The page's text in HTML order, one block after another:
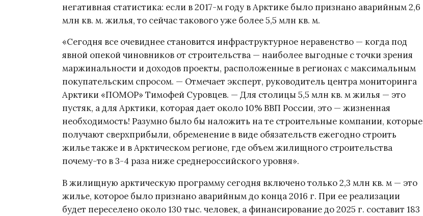
негативная статистика: если в 2017-м году в Арктике было признано аварийным 2,6
млн кв. м. жилья, то сейчас такового уже более 5,5 млн кв. м.
«Сегодня все очевиднее становится инфраструктурное неравенство — когда под
явной опекой чиновников от строительства — наиболее выгодные с точки зрения
маржинальности и доходов проекты, расположенные в регионах с максимальным
покупательским спросом. — Отмечает эксперт, руководитель центра мониторинга
Арктики «ПОМОР» Тимофей Суровцев. — Для столицы 5,5 млн кв. м жилья — это
пустяк, а для Арктики, которая дает около 10% ВВП России, это — жизненная
необходимость! Разумно было бы наложить на те строительные компании, которые
получают сверхприбыли, обременение в виде обязательств ежегодно строить
жилье также и в Арктическом регионе, где объем жилищного строительства
почему-то в 3-4 раза ниже среднероссийского уровня».
В жилищную арктическую программу сегодня включено только 2,3 млн кв. м — это
жилье, которое было признано аварийным до конца 2016 г. При ее реализации
будет переселено около 130 тыс. человек, а финансирование до 2025 г. составит 183